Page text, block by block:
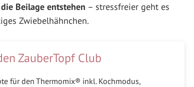
Beilage entstehen – stressfreier geht es
Zwiebelhähnchen.
ZauberTopf Club
für den Thermomix® inkl. Kochmodus,